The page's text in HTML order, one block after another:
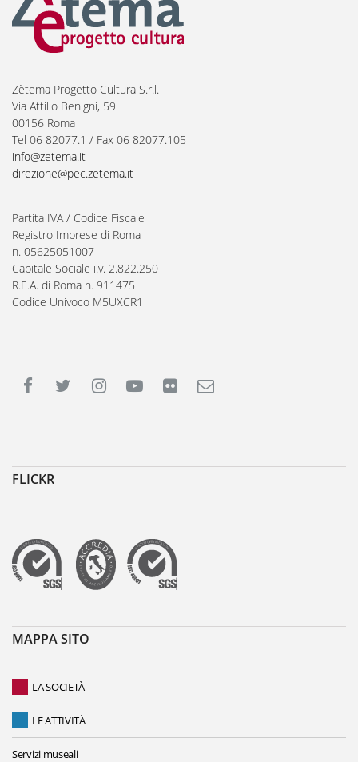
Zètema Progetto Cultura S.r.l.
Via Attilio Benigni, 59
00156 Roma
Tel 06 82077.1 / Fax 06 82077.105
info@zetema.it
direzione@pec.zetema.it
Partita IVA / Codice Fiscale
Registro Imprese di Roma
n. 05625051007
Capitale Sociale i.v. 2.822.250
R.E.A. di Roma n. 911475
Codice Univoco M5UXCR1
FLICKR
MAPPA SITO
LA SOCIETÀ
LE ATTIVITÀ
Servizi museali